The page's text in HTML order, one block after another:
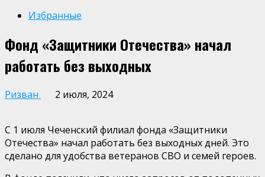
Избранные
Фонд «Защитники Отечества» начал
работать без выходных
Ризван 2 июля, 2024
С 1 июля Чеченский филиал фонда «Защитники
Отечества» начал работать без выходных дней. Это
сделано для удобства ветеранов СВО и семей героев.